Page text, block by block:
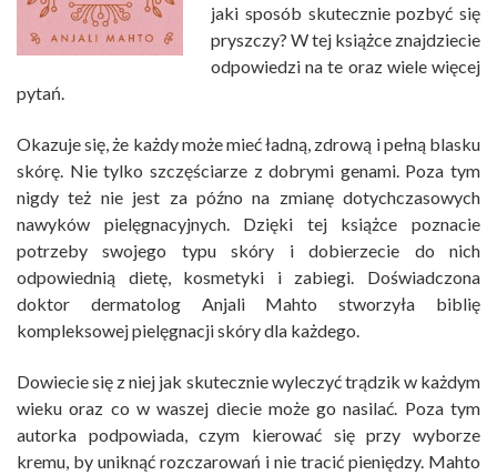
jaki sposób skutecznie pozbyć się
pryszczy? W tej książce znajdziecie
odpowiedzi na te oraz wiele więcej
pytań.
Okazuje się, że każdy może mieć ładną, zdrową i pełną blasku
skórę. Nie tylko szczęściarze z dobrymi genami. Poza tym
nigdy też nie jest za późno na zmianę dotychczasowych
nawyków pielęgnacyjnych. Dzięki tej książce poznacie
potrzeby swojego typu skóry i dobierzecie do nich
odpowiednią dietę, kosmetyki i zabiegi. Doświadczona
doktor dermatolog Anjali Mahto stworzyła biblię
kompleksowej pielęgnacji skóry dla każdego.
Dowiecie się z niej jak skutecznie wyleczyć trądzik w każdym
wieku oraz co w waszej diecie może go nasilać. Poza tym
autorka podpowiada, czym kierować się przy wyborze
kremu, by uniknąć rozczarowań i nie tracić pieniędzy. Mahto